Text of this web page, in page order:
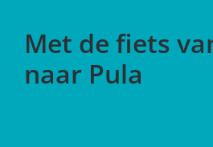
Met de fiets
naar Pula